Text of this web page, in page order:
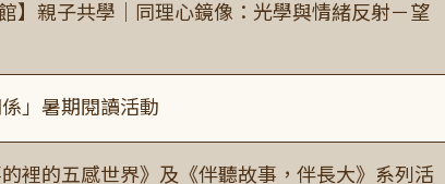
】親子共學｜同理心鏡像：光學與情緒反射－望
係」暑期閱讀活動
的裡的五感世界》及《伴聽故事，伴長大》系列活